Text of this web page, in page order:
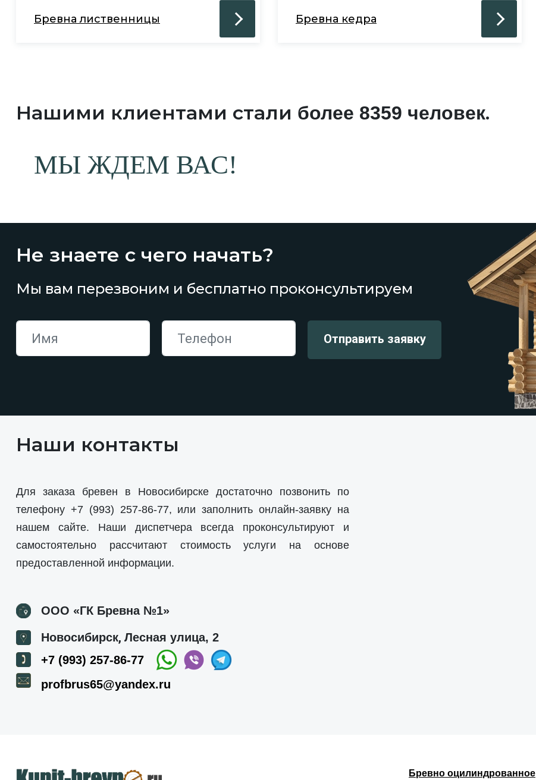
Бревна лиственницы Бревна кедра
Нашими клиентами стали более 8359 человек.
МЫ ЖДЕМ ВАС!
Не знаете с чего начать?
Мы вам перезвоним и бесплатно проконсультируем
Наши контакты
Для заказа бревен в Новосибирске достаточно позвонить по
телефону +7 (993) 257-86-77, или заполнить онлайн-заявку на
нашем сайте. Наши диспетчера всегда проконсультируют и
самостоятельно рассчитают стоимость услуги на основе
предоставленной информации.
ООО «ГК Бревна №1»
Новосибирск, Лесная улица, 2
+7 (993) 257-86-77
profbrus65@yandex.ru
Бревно оцилиндрованное